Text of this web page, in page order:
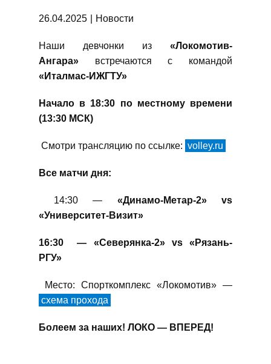
26.04.2025 Новости
Наши девчонки из «Локомотив-
Ангара» встречаются с командой
«Италмас-ИЖГТУ»
Начало в 18:30 по местному времени
(13:30 МСК)
Смотри трансляцию по ссылке: volley.ru
Все матчи дня:
14:30 — «Динамо-Метар-2» vs
«Университет-Визит»
16:30 — «Северянка-2» vs «Рязань-
РГУ»
Место: Спорткомплекс «Локомотив» —
схема прохода
Болеем за наших! ЛОКО — ВПЕРЕД!